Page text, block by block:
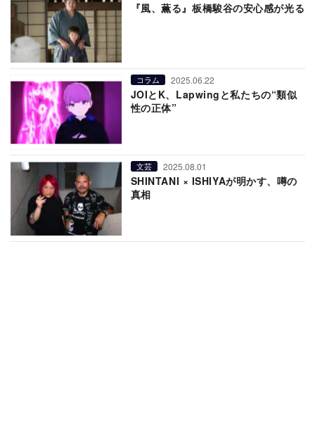
『風、薫る』板橋駿谷の安心感が光る
コラム 2025.06.22
JOIとK、Lapwingと私たちの“類似
性の正体”
文芸 2025.08.01
SHINTANI × ISHIYAが明かす、噂の
真相